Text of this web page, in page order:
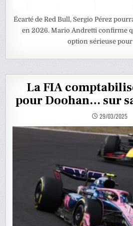
Écarté de Red Bull, Sergio Pérez
en 2026. Mario Andretti confirme
option sérieuse pour
La FIA
pour Doohan… sur
29/03/2025